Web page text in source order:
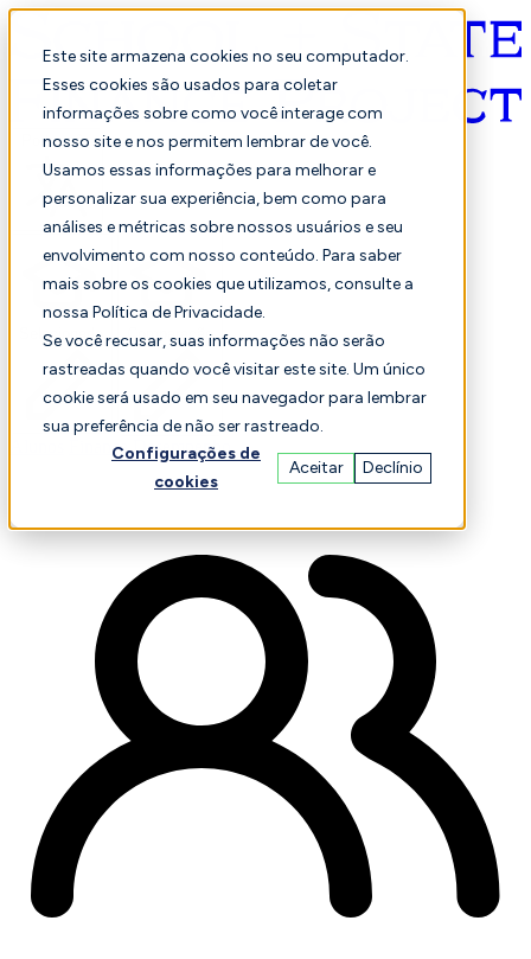
Este site armazena cookies no seu computador.
Esses cookies são usados para coletar
informações sobre como você interage com
nosso site e nos permitem lembrar de você.
Usamos essas informações para melhorar e
personalizar sua experiência, bem como para
análises e métricas sobre nossos usuários e seu
envolvimento com nosso conteúdo. Para saber
mais sobre os cookies que utilizamos, consulte a
nossa Política de Privacidade.
Se você recusar, suas informações não serão
rastreadas quando você visitar este site. Um único
cookie será usado em seu navegador para lembrar
sua preferência de não ser rastreado.
Configurações de
cookies
Aceitar Declínio
Português
Selecionado Comparação
Finança Desempenho